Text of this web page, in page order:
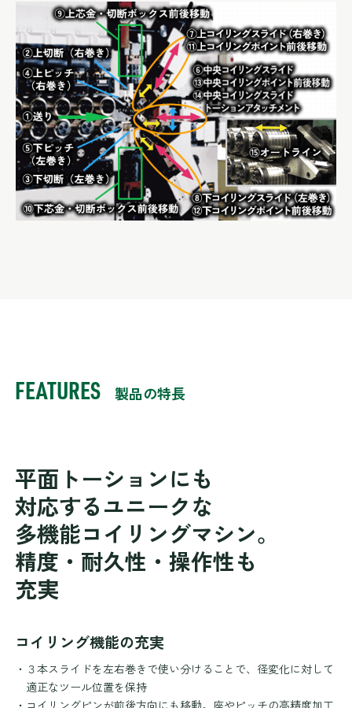
FEATURES 製品の特長
平面トーションにも
対応するユニークな
多機能コイリングマシン。
精度・耐久性・操作性も
充実
コイリング機能の充実
・３本スライドを左右巻きで使い分けることで、径変化に対して
適正なツール位置を保持